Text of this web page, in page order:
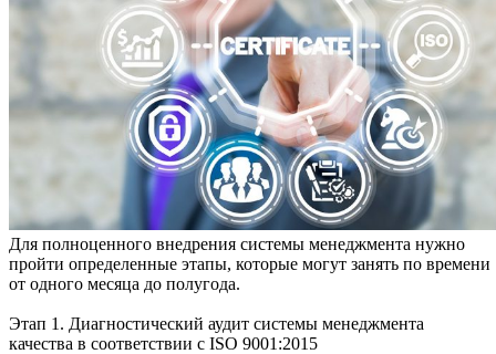
Для полноценного внедрения системы менеджмента нужно
пройти определенные этапы, которые могут занять по времени
от одного месяца до полугода.
Этап 1. Диагностический аудит системы менеджмента
качества в соответствии с ISO 9001:2015